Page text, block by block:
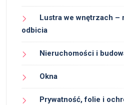
Lustra we wnętrzach –
odbicia
Nieruchomości i
Okna
Prywatność, folie i